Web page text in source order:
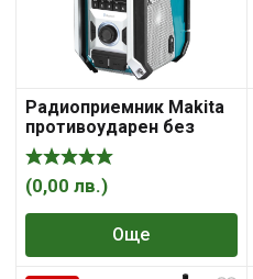
Радиоприемник Makita
противоударен без
батерия и зарядно, 12-
18 V, DMR114
(0,00 лв.)
Още